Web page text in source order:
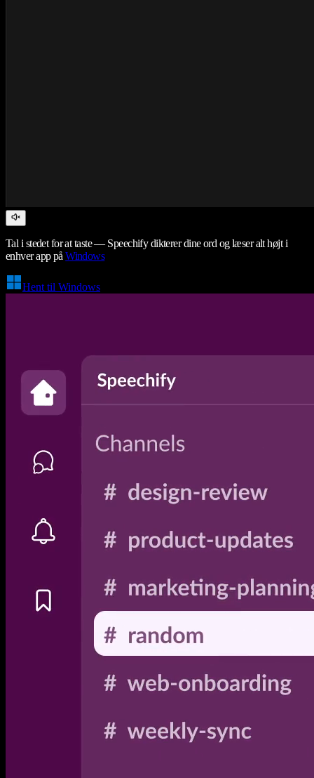
Tal i stedet for at taste — Speechify dikterer dine ord og læser alt højt i
enhver app påWindows
Hent til Windows